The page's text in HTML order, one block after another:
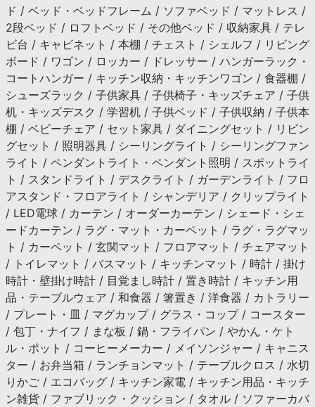
ド / ベッド・ベッドフレーム / ソファベッド / マットレス /
2段ベッド / ロフトベッド / その他ベッド / 収納家具 / テレ
ビ台 / キャビネット / 本棚 / チェスト / シェルフ / リビング
ボード / ワゴン / ロッカー / ドレッサー / ハンガーラック・
コートハンガー / キッチン収納・キッチンワゴン / 食器棚 /
シューズラック / 子供家具 / 子供椅子・キッズチェア / 子供
机・キッズデスク / 学習机 / 子供ベッド / 子供収納 / 子供本
棚 / ベビーチェア / セット家具 / ダイニングセット / リビン
グセット / 照明器具 / シーリングライト / シーリングファン
ライト / ペンダントライト・ペンダント照明 / スポットライ
ト / スタンドライト / デスクライト / ガーデンライト / フロ
アスタンド・フロアライト / シャンデリア / クリップライト
/ LED電球 / カーテン / オーダーカーテン / シェード・シェ
ードカーテン / ラグ・マット・カーペット / ラグ・ラグマッ
ト / カーペット / 玄関マット / フロアマット / チェアマット
/ トイレマット / バスマット / キッチンマット / 時計 / 掛け
時計・壁掛け時計 / 目覚まし時計 / 置き時計 / キッチン用
品・テーブルウェア / 和食器 / 箸置き / 洋食器 / カトラリー
/ プレート・皿 / マグカップ / グラス・コップ / コースター
/ 包丁・ナイフ / まな板 / 鍋・フライパン / やかん・ケト
ル・ポット / コーヒーメーカー / メイソンジャー / キャニス
ター / お弁当箱 / ランチョンマット / テーブルクロス / 水切
りかご / エコバッグ / キッチン家電 / キッチン用品・キッチ
ン雑貨 / ファブリック・クッション / タオル / ソファーカバ